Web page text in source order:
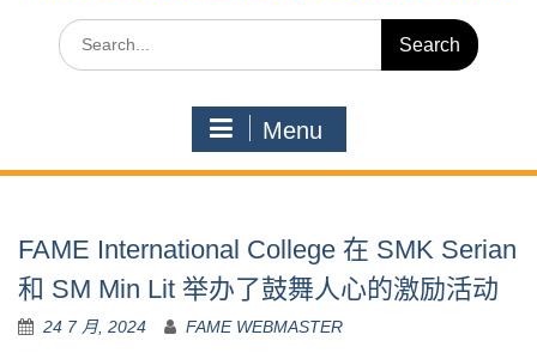
Search
for:
Menu
FAME International College 在 SMK Serian
和 SM Min Lit 举办了鼓舞人心的激励活动
24 7 月, 2024 FAME WEBMASTER